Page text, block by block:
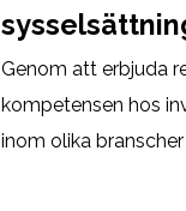
Genom att erbjuda
kompetensen hos
inom olika